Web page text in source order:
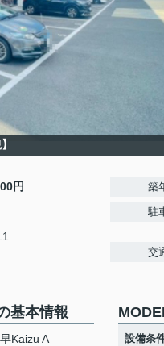
円 築
駐
交
基本情報
Kaizu A 設備条